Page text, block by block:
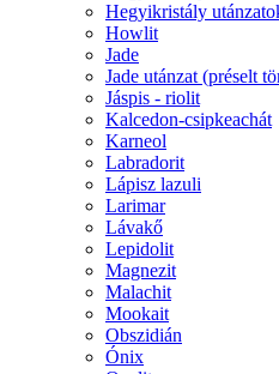
Hegyikristály
Howlit
Jade
Jade utánzat (préselt
Jáspis - riolit
Kalcedon-csipkeachát
Karneol
Labradorit
Lápisz lazuli
Larimar
Lávakő
Lepidolit
Magnezit
Malachit
Mookait
Obszidián
Ónix